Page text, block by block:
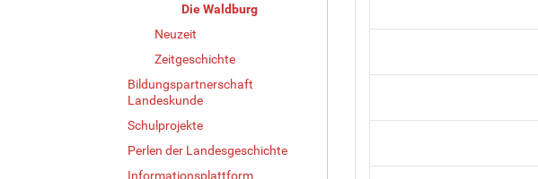
Die Waldburg
Neuzeit
Zeitgeschichte
Bildungspartnerschaft
Landeskunde
Schulprojekte
Perlen der Landesgeschichte
Informationsplattform